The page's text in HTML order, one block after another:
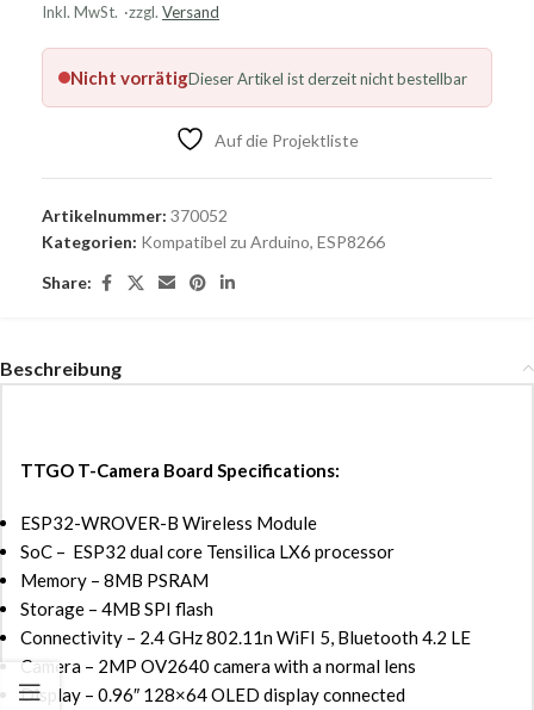
Inkl. MwSt. zzgl. Versand
Nicht vorrätigDieser Artikel ist derzeit nicht bestellbar
Auf die Projektliste
Artikelnummer: 370052
Kategorien: Kompatibel zu Arduino, ESP8266
Share:
Beschreibung
TTGO T-Camera Board Specifications:
ESP32-WROVER-B Wireless Module
SoC – ESP32 dual core Tensilica LX6 processor
Memory – 8MB PSRAM
Storage – 4MB SPI flash
Connectivity – 2.4 GHz 802.11n WiFI 5, Bluetooth 4.2 LE
Camera – 2MP OV2640 camera with a normal lens
Display – 0.96″ 128×64 OLED display connected